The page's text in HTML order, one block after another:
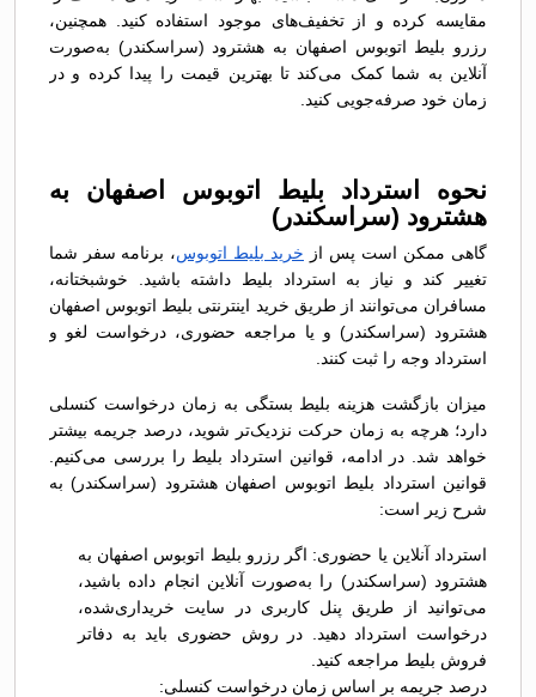
مقایسه کرده و از تخفیف‌های موجود استفاده کنید. همچنین،
رزرو بلیط اتوبوس اصفهان به هشترود (سراسکندر) به‌صورت
آنلاین به شما کمک می‌کند تا بهترین قیمت را پیدا کرده و در
زمان خود صرفه‌جویی کنید.
نحوه استرداد بلیط اتوبوس اصفهان به
هشترود (سراسکندر)
گاهی ممکن است پس از خرید بلیط اتوبوس، برنامه سفر شما
تغییر کند و نیاز به استرداد بلیط داشته باشید. خوشبختانه،
مسافران می‌توانند از طریق خرید اینترنتی بلیط اتوبوس اصفهان
هشترود (سراسکندر) و یا مراجعه حضوری، درخواست لغو و
استرداد وجه را ثبت کنند.
میزان بازگشت هزینه بلیط بستگی به زمان درخواست کنسلی
دارد؛ هرچه به زمان حرکت نزدیک‌تر شوید، درصد جریمه بیشتر
خواهد شد. در ادامه، قوانین استرداد بلیط را بررسی می‌کنیم.
قوانین استرداد بلیط اتوبوس اصفهان هشترود (سراسکندر) به
شرح زیر است:
استرداد آنلاین یا حضوری: اگر رزرو بلیط اتوبوس اصفهان به
هشترود (سراسکندر) را به‌صورت آنلاین انجام داده باشید،
می‌توانید از طریق پنل کاربری در سایت خریداری‌شده،
درخواست استرداد دهید. در روش حضوری باید به دفاتر
فروش بلیط مراجعه کنید.
درصد جریمه بر اساس زمان درخواست کنسلی: